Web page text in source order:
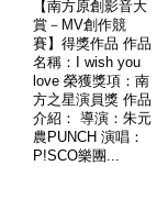
【南方原創影音大
賞－MV創作競
賽】得獎作品 作品
名稱：I wish you
love 榮獲獎項：南
方之星演員獎 作品
介紹： 導演：朱元
農PUNCH 演唱：
P!SCO樂團...